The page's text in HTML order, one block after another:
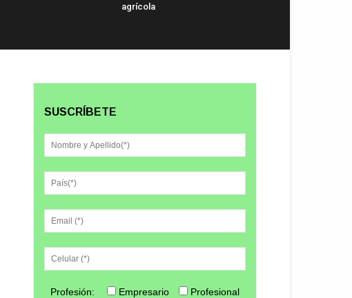
agrícola
SUSCRÍBETE
Profesión: Empresario
Profesional